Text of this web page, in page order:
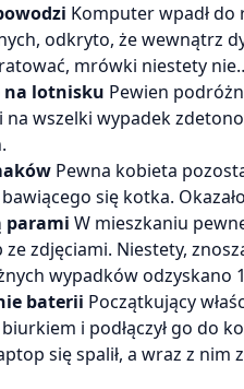
Komputer wpadł do
odkryto, że wewnątrz
mrówki niestety
na lotnisku Pewien
na wszelki wypadek
Pewna kobieta
się kotka.
parami W mieszkaniu
zdjęciami. Niestety,
wypadków odzyskano
baterii Początkujący
i podłączył go do
się spalił, a wraz z nim